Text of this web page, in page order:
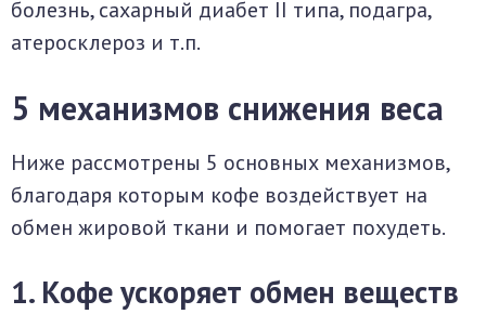
болезнь, сахарный диабет II типа, подагра,
атеросклероз и т.п.
5 механизмов снижения веса
Ниже рассмотрены 5 основных механизмов,
благодаря которым кофе воздействует на
обмен жировой ткани и помогает похудеть.
1. Кофе ускоряет обмен веществ